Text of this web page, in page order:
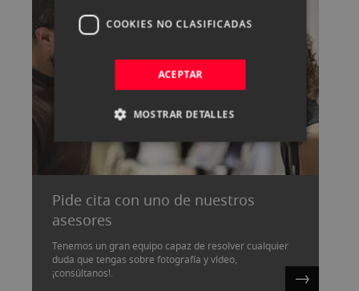
Pide cita con uno de nuestros
asesores
Tenemos un gran equipo capaz de resolver cualquier
duda que tengas sobre fotografía y vídeo,
¡consúltanos!.
COOKIES NO CLASIFICADAS
ACEPTAR
MOSTRAR DETALLES